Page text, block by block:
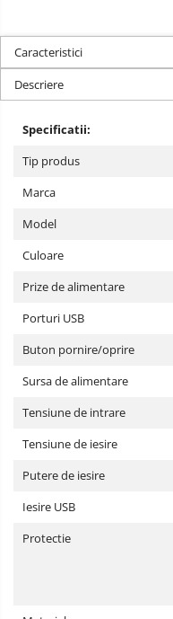
Caracteristici
Descriere
Specificatii:
Tip produs
Marca
Model
Culoare
Prize de alimentare
Porturi USB
Buton pornire/oprire
Sursa de alimentare
Tensiune de intrare
Tensiune de iesire
Putere de iesire
Iesire USB
Protectie